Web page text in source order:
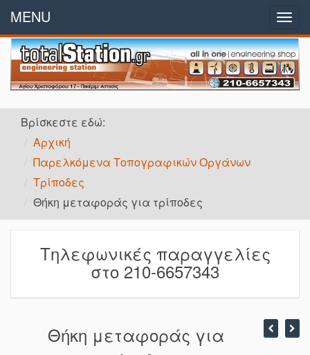
MENU
Βρίσκεστε εδώ:
Αρχική
Παρελκόμενα Τοπογραφικών Οργάνων
Τρίποδες
Θήκη μεταφοράς για τρίποδες
Τηλεφωνικές παραγγελίες
στο 210-6657343
Θήκη μεταφοράς για
Προφίλ